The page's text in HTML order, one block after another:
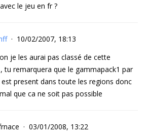
le jeu en fr ?
10/02/2007, 18:13
je les aurai pas classé de cette
tu remarquera que le gammapack1 par
present dans toute les regions donc
que ca ne soit pas possible
03/01/2008, 13:22